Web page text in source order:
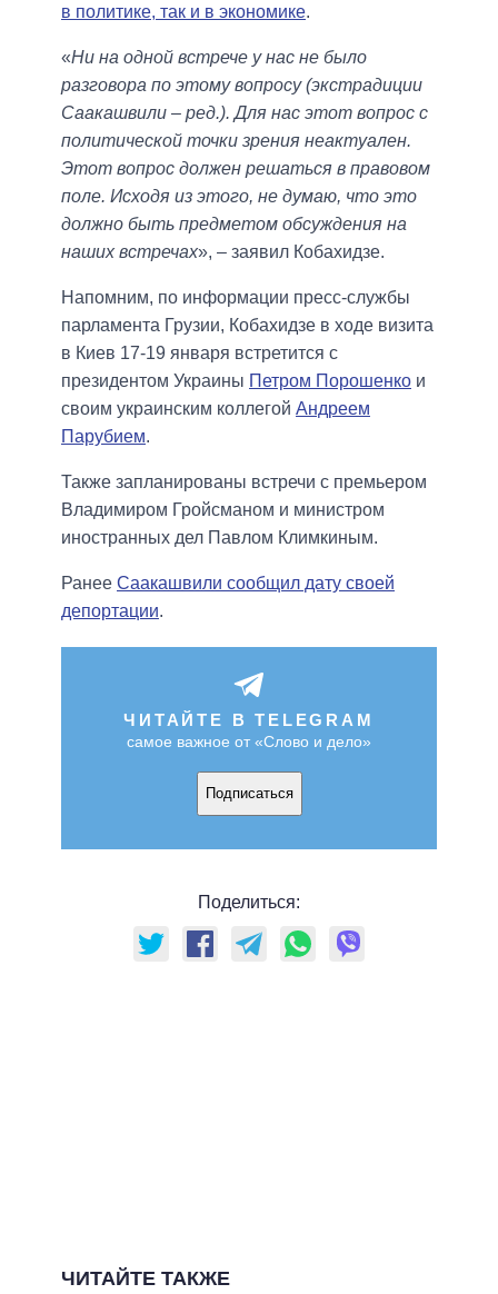
в политике, так и в экономике.
«Ни на одной встрече у нас не было
разговора по этому вопросу (экстрадиции
Саакашвили – ред.). Для нас этот вопрос с
политической точки зрения неактуален.
Этот вопрос должен решаться в правовом
поле. Исходя из этого, не думаю, что это
должно быть предметом обсуждения на
наших встречах», – заявил Кобахидзе.
Напомним, по информации пресс-службы
парламента Грузии, Кобахидзе в ходе визита
в Киев 17-19 января встретится с
президентом Украины Петром Порошенко и
своим украинским коллегой Андреем
Парубием.
Также запланированы встречи с премьером
Владимиром Гройсманом и министром
иностранных дел Павлом Климкиным.
Ранее Саакашвили сообщил дату своей
депортации.
ЧИТАЙТЕ В TELEGRAM
самое важное от «Слово и дело»
Подписаться
Поделиться:
ЧИТАЙТЕ ТАКЖЕ